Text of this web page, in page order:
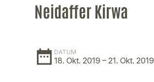
Neidaffer Kirwa
date_range DATUM
18. Okt. 2019 – 21. Okt. 2019